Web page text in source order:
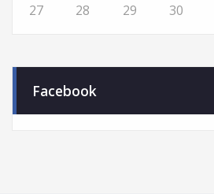
27 28 29 30
Facebook